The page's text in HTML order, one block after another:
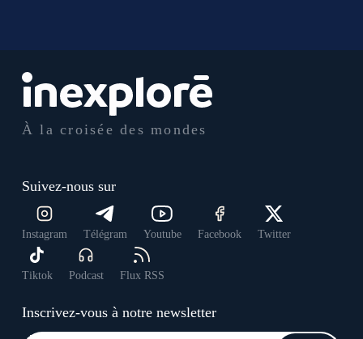
À la croisée des mondes
Suivez-nous sur
Instagram Télégram Youtube Facebook Twitter
Tiktok Podcast Flux RSS
Inscrivez-vous à notre newsletter